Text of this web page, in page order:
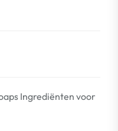
Ingrediënten voor